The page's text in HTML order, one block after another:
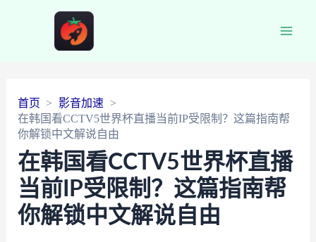
首页
影音加速
在韩国看CCTV5世界杯直播当前IP受限制？这篇指南帮
你解锁中文解说自由
在韩国看CCTV5世界杯直播
当前IP受限制？这篇指南帮
你解锁中文解说自由